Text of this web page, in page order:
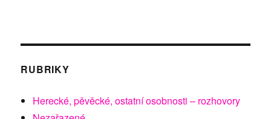
RUBRIKY
Herecké, pěvěcké, ostatní osobnosti – rozhovory